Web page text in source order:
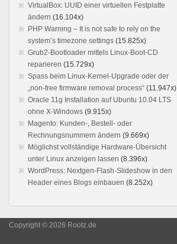
VirtualBox: UUID einer virtuellen Festplatte
ändern (16.104x)
PHP Warning – It is not safe to rely on the
system’s timezone settings (15.825x)
Grub2-Bootloader mittels Linux-Boot-CD
reparieren (15.729x)
Spass beim Linux-Kernel-Upgrade oder der
„non-free firmware removal process“ (11.947x)
Oracle 11g Installation auf Ubuntu 10.04 LTS
ohne X-Windows (9.915x)
Magento: Kunden-, Bestell- oder
Rechnungsnummern ändern (9.669x)
Möglichst vollständige Hardware-Übersicht
unter Linux anzeigen lassen (8.396x)
WordPress: Nextgen-Flash-Slideshow in den
Header eines Blogs einbauen (8.252x)
Copyright © 2026 Rootz.de